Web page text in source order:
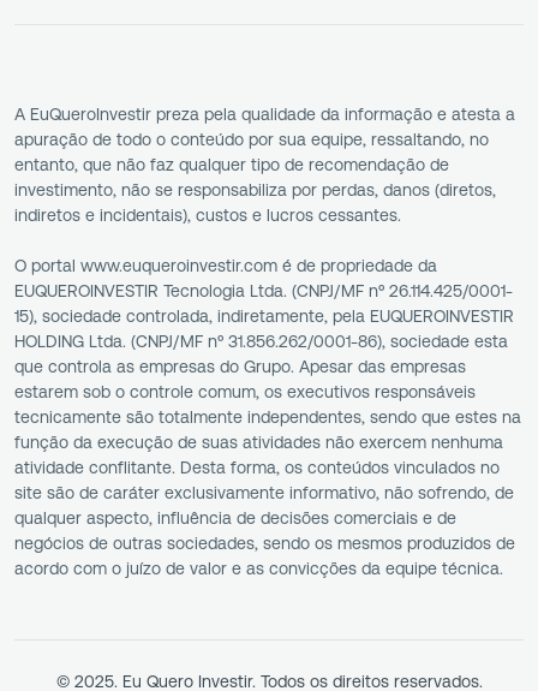
A EuQueroInvestir preza pela qualidade da informação e atesta a
apuração de todo o conteúdo por sua equipe, ressaltando, no
entanto, que não faz qualquer tipo de recomendação de
investimento, não se responsabiliza por perdas, danos (diretos,
indiretos e incidentais), custos e lucros cessantes.
O portal www.euqueroinvestir.com é de propriedade da
EUQUEROINVESTIR Tecnologia Ltda. (CNPJ/MF nº 26.114.425/0001-
15), sociedade controlada, indiretamente, pela EUQUEROINVESTIR
HOLDING Ltda. (CNPJ/MF nº 31.856.262/0001-86), sociedade esta
que controla as empresas do Grupo. Apesar das empresas
estarem sob o controle comum, os executivos responsáveis
tecnicamente são totalmente independentes, sendo que estes na
função da execução de suas atividades não exercem nenhuma
atividade conflitante. Desta forma, os conteúdos vinculados no
site são de caráter exclusivamente informativo, não sofrendo, de
qualquer aspecto, influência de decisões comerciais e de
negócios de outras sociedades, sendo os mesmos produzidos de
acordo com o juízo de valor e as convicções da equipe técnica.
© 2025. Eu Quero Investir. Todos os direitos reservados.